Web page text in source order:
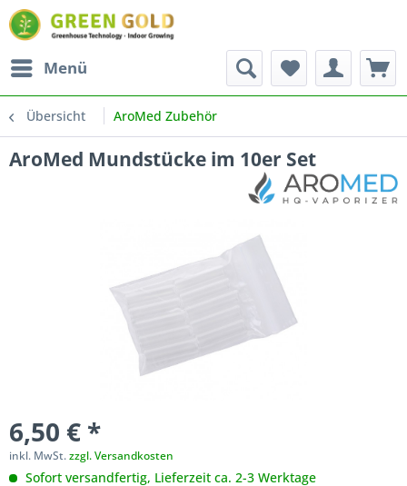
Menü
Übersicht AroMed Zubehör
AroMed Mundstücke im 10er Set
6,50 € *
inkl. MwSt.zzgl. Versandkosten
Sofort versandfertig, Lieferzeit ca. 2-3 Werktage